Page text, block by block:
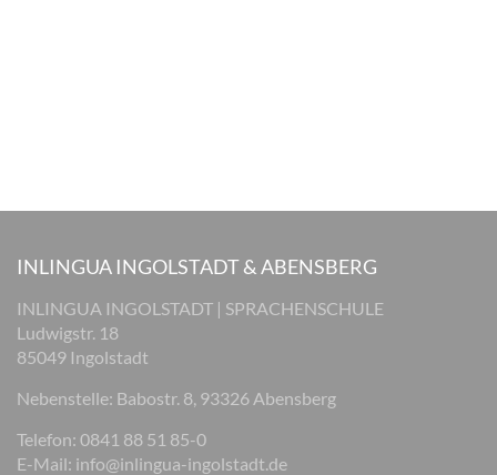
INLINGUA INGOLSTADT & ABENSBERG
INLINGUA INGOLSTADT | SPRACHENSCHULE
Ludwigstr. 18
85049 Ingolstadt
Nebenstelle: Babostr. 8, 93326 Abensberg
Telefon: 0841 88 51 85-0
E-Mail: info@inlingua-ingolstadt.de